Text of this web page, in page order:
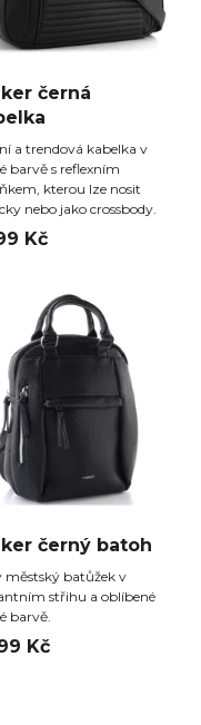
černá
a trendová kabelka v
barvě s reflexním
kterou lze nosit
nebo jako crossbody.
Kč
černý batoh
městský batůžek v
střihu a oblíbené
barvě.
Kč